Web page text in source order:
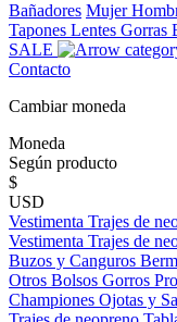
Bañadores Mujer
Tapones Lentes Gorras
SALE
Contacto
Cambiar moneda
Moneda
Según producto
$
USD
Vestimenta Trajes de
Vestimenta Trajes de
Buzos y Canguros
Otros Bolsos Gorros
Championes Ojotas y